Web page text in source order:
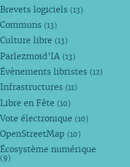
Brevets logiciels (13)
Communs (13)
Culture libre (13)
Parlezmoid’IA (13)
Évènements libristes (12)
Infrastructures (11)
Libre en Fête (10)
Vote électronique (10)
OpenStreetMap (10)
Écosystème numérique
(9)